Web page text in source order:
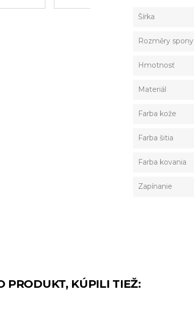
Šírka
Rozměry spony
Hmotnosť
Materiál
Farba kože
Farba šitia
Farba kovania
Zapínanie
PRODUKT, KÚPILI TIEŽ: